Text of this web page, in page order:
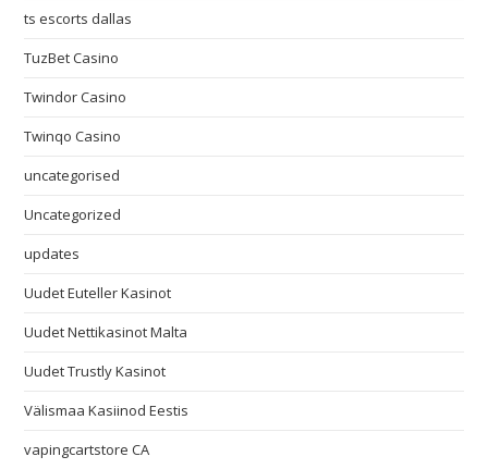
ts escorts dallas
TuzBet Casino
Twindor Casino
Twinqo Casino
uncategorised
Uncategorized
updates
Uudet Euteller Kasinot
Uudet Nettikasinot Malta
Uudet Trustly Kasinot
Välismaa Kasiinod Eestis
vapingcartstore CA